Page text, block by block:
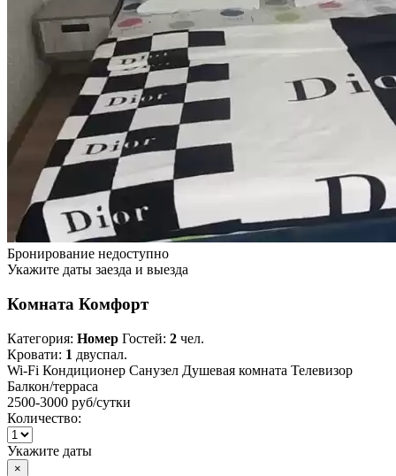
Бронирование недоступно
Укажите даты заезда и выезда
Комната Комфорт
Категория: Номер Гостей: 2 чел.
Кровати: 1 двуспал.
Wi-Fi Кондиционер Санузел Душевая комната Телевизор
Балкон/терраса
2500-3000 руб/сутки
Количество:
Укажите даты
×